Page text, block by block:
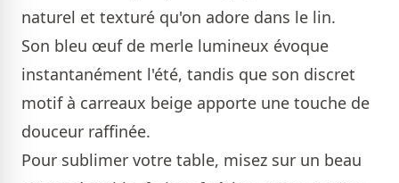
naturel et texturé qu'on adore dans le lin.
Son bleu œuf de merle lumineux évoque
instantanément l'été, tandis que son discret
motif à carreaux beige apporte une touche de
douceur raffinée.
Pour sublimer votre table, misez sur un beau